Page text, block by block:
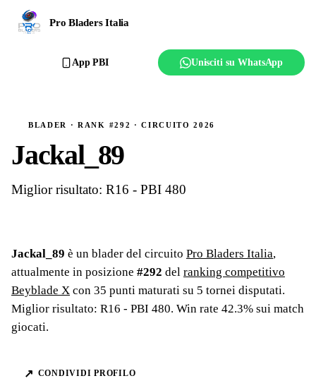
Pro Bladers Italia
Ranking
Regolamento
App PBI Unisciti su WhatsApp
BLADER · RANK #292 · CIRCUITO 2026
Jackal_89
Miglior risultato: R16 - PBI 480
Jackal_89 è un blader del circuito Pro Bladers Italia,
attualmente in posizione #292 del ranking competitivo
Beyblade X con 35 punti maturati su 5 tornei disputati.
Miglior risultato: R16 - PBI 480. Win rate 42.3% sui match
giocati.
↗ CONDIVIDI PROFILO